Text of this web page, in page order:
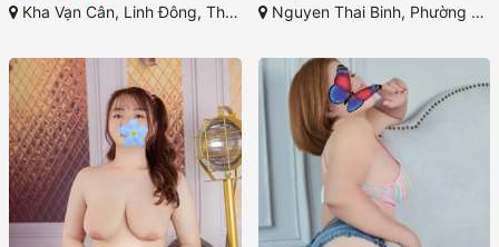
Kha Vạn Cân, Linh Đông, Thủ Đức, Hồ Chí Minh Nguyen Thai Binh, Phường 12, Tân Bình, Thành phố Hồ Chí Minh